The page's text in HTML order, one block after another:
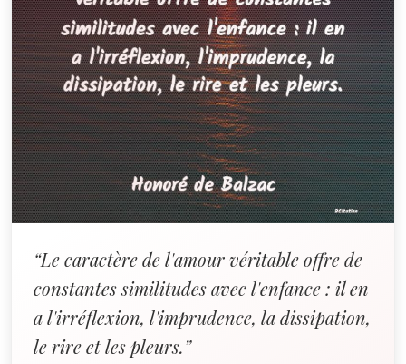
“Le caractère de l'amour véritable offre de
constantes similitudes avec l'enfance : il en
a l'irréflexion, l'imprudence, la dissipation,
le rire et les pleurs.”